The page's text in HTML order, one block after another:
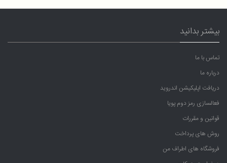
بیشتر بدانید
تماس با ما
درباره ما
دریافت اپلیکیشن اندروید
فعالسازی رمز دوم پویا
قوانین و مقررات
روش های پرداخت
فروشگاه های اطراف من